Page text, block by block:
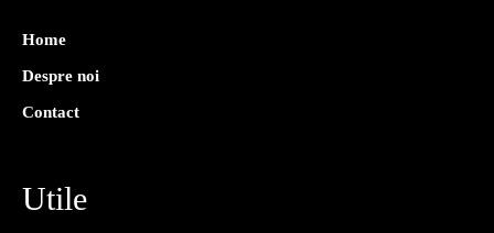
Home
Despre noi
Contact
Utile